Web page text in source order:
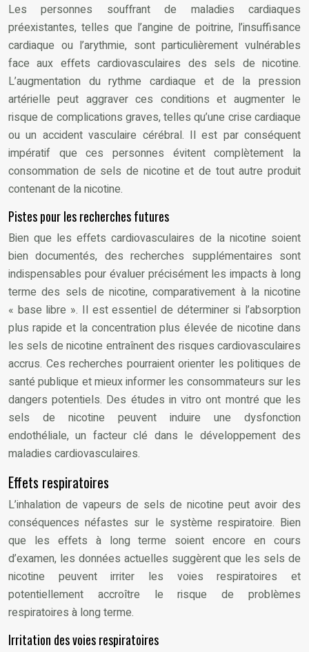
Les personnes souffrant de maladies cardiaques
préexistantes, telles que l’angine de poitrine, l’insuffisance
cardiaque ou l’arythmie, sont particulièrement vulnérables
face aux effets cardiovasculaires des sels de nicotine.
L’augmentation du rythme cardiaque et de la pression
artérielle peut aggraver ces conditions et augmenter le
risque de complications graves, telles qu’une crise cardiaque
ou un accident vasculaire cérébral. Il est par conséquent
impératif que ces personnes évitent complètement la
consommation de sels de nicotine et de tout autre produit
contenant de la nicotine.
Pistes pour les recherches futures
Bien que les effets cardiovasculaires de la nicotine soient
bien documentés, des recherches supplémentaires sont
indispensables pour évaluer précisément les impacts à long
terme des sels de nicotine, comparativement à la nicotine
« base libre ». Il est essentiel de déterminer si l’absorption
plus rapide et la concentration plus élevée de nicotine dans
les sels de nicotine entraînent des risques cardiovasculaires
accrus. Ces recherches pourraient orienter les politiques de
santé publique et mieux informer les consommateurs sur les
dangers potentiels. Des études in vitro ont montré que les
sels de nicotine peuvent induire une dysfonction
endothéliale, un facteur clé dans le développement des
maladies cardiovasculaires.
Effets respiratoires
L’inhalation de vapeurs de sels de nicotine peut avoir des
conséquences néfastes sur le système respiratoire. Bien
que les effets à long terme soient encore en cours
d’examen, les données actuelles suggèrent que les sels de
nicotine peuvent irriter les voies respiratoires et
potentiellement accroître le risque de problèmes
respiratoires à long terme.
Irritation des voies respiratoires